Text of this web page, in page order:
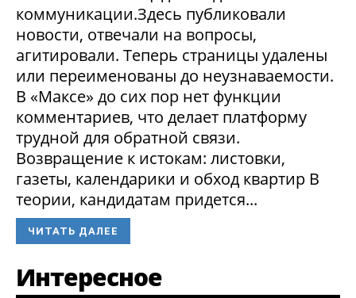
коммуникации.Здесь публиковали
новости, отвечали на вопросы,
агитировали. Теперь страницы удалены
или переименованы до неузнаваемости.
В «Максе» до сих пор нет функции
комментариев, что делает платформу
трудной для обратной связи.
Возвращение к истокам: листовки,
газеты, календарики и обход квартир В
теории, кандидатам придется...
ЧИТАТЬ ДАЛЕЕ
Интересное